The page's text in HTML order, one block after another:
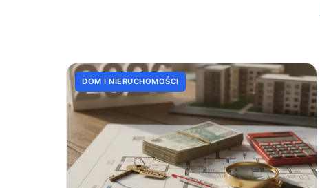
DOM I NIERUCHOMOŚCI